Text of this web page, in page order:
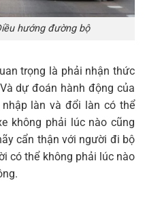
hướng đường bộ
trọng là phải nhận thức
dự đoán hành động của
làn và đổi làn có thể
không phải lúc nào cũng
cẩn thận với người đi bộ
có thể không phải lúc nào